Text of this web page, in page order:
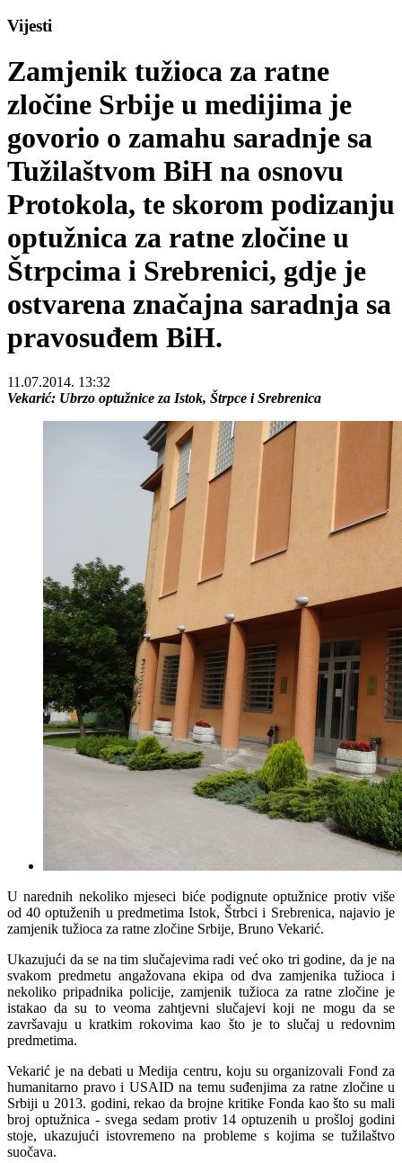
Vijesti
Zamjenik tužioca za ratne
zločine Srbije u medijima je
govorio o zamahu saradnje sa
Tužilaštvom BiH na osnovu
Protokola, te skorom podizanju
optužnica za ratne zločine u
Štrpcima i Srebrenici, gdje je
ostvarena značajna saradnja sa
pravosuđem BiH.
11.07.2014. 13:32
Vekarić: Ubrzo optužnice za Istok, Štrpce i Srebrenica
U narednih nekoliko mjeseci biće podignute optužnice protiv više
od 40 optuženih u predmetima Istok, Štrbci i Srebrenica, najavio je
zamjenik tužioca za ratne zločine Srbije, Bruno Vekarić.
Ukazujući da se na tim slučajevima radi već oko tri godine, da je na
svakom predmetu angažovana ekipa od dva zamjenika tužioca i
nekoliko pripadnika policije, zamjenik tužioca za ratne zločine je
istakao da su to veoma zahtjevni slučajevi koji ne mogu da se
završavaju u kratkim rokovima kao što je to slučaj u redovnim
predmetima.
Vekarić je na debati u Medija centru, koju su organizovali Fond za
humanitarno pravo i USAID na temu suđenjima za ratne zločine u
Srbiji u 2013. godini, rekao da brojne kritike Fonda kao što su mali
broj optužnica - svega sedam protiv 14 optuzenih u prošloj godini
stoje, ukazujući istovremeno na probleme s kojima se tužilaštvo
suočava.